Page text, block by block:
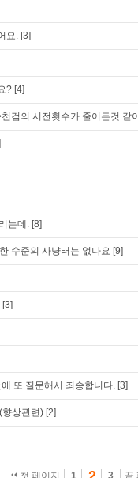
요. [3]
? [4]
검의 시전횟수가 줄어든것 같
는데. [8]
수준의 사냥터는 없나요 [9]
[3]
또 질문해서 죄송합니다. [3]
향상관련) [2]
첫 페이지 1 3 끝